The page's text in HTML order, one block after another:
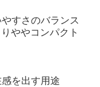
すさのバランス
ややコンパクト
を出す用途